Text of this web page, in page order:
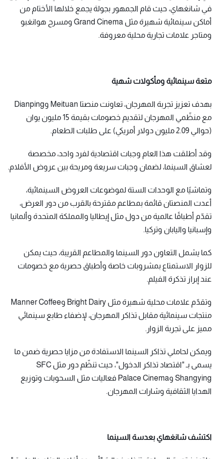
في شانغهاي، حيث قام الجمهور بجولة يجمع خلالها الأختام من
أماكن سينمائية شهيرة مثل Grand Cinema ومسرح هوانغبو
ومتاجر علامات تجارية محلية معروفة.
متعة سينمائية ومأكولات شهية
بهدف تعزيز تجربة المهرجان، تعاونت منصتا Meituan وDianping
مع منظّمي المهرجان لتقديم خصومات بقيمة 15 مليون يوان
(حوالي 2.09 مليون دولار أمريكي) على طلبات الطعام.
وقد أطلقت هذا العام وجبات اقتصادية لفرد واحد، مخصصة
لعشاق السينما، لضمان وجبات سريعة ومريحة بين عروض الأفلام.
وتماشيًا مع الوحدات الستة لموضوعات العروض السينمائية،
أعدت المنصتان قائمة بمطاعم مقترحة بالقرب من دور العرض،
تقدّم أطباقًا عالمية من دول مثل إيطاليا والمملكة المتحدة وألمانيا
وإسبانيا واليابان وتركيا.
كما يشمل التعاون دور السينما والمطاعم القريبة، حيث يمكن
للزوار الاستمتاع بمشروبات خاصة وأطباق حصرية مع خصومات
عند إبراز تذكرة الفيلم.
وتقدّم علامات محلية شهيرة مثل Bright Dairy وManner Coffee
منتجات سينمائية مقابل تذاكر المهرجان، لإضفاء طابع سينمائي
مميز على تجربة الزوار.
ويمكن لحاملي تذاكر السينما الاستفادة من مزايا حصرية ضمن ما
يسمى بـ "اقتصاد تذاكر الدخول"، حيث تنظّم دور مثل SFC
Shangying وPalace Cinema فعاليات مثل السحوبات وتوزيع
الهدايا الثقافية وشارات المهرجان.
اكتشف شانغهاي بعدسة السينما